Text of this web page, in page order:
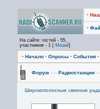
· Наш
·
На сайте: гостей - 55,
участников - 1 [ Мазай]
· Начало · Опросы · События ·
Форум —› Радиостанции
Широкополосные связные